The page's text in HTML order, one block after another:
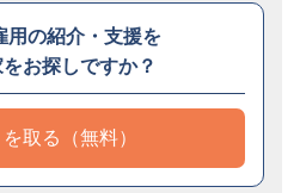
用の紹介・支援を
お探しですか？
取る（無料）